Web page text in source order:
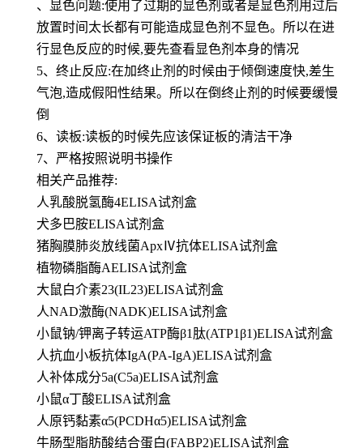
、显色问题:使用了过期的显色剂或者是显色剂用过后
放置时间太长都有可能造成显色剂不显色。所以在进
行显色反应的时候,要先查看显色剂本身的情况
5、终止反应:在加终止剂的时候由于倾倒速度快,差生
气泡,造成假阳性结果。所以在倒终止剂的时候要缓慢
倒
6、读板:读板的时候先应该保证板的清洁干净
7、严格按照说明书操作
相关产品推荐:
人乳酸脱氢酶4ELISA试剂盒
犬多巴胺ELISA试剂盒
猪胸膜肺炎放线菌ApxⅣ抗体ELISA试剂盒
植物磷脂酶AELISA试剂盒
大鼠白介素23(IL23)ELISA试剂盒
人NAD激酶(NADK)ELISA试剂盒
小鼠钠/钾离子转运ATP酶β1肽(ATP1β1)ELISA试剂盒
人抗血小板抗体IgA(PA-IgA)ELISA试剂盒
人补体成分5a(C5a)ELISA试剂盒
小鼠α丁酸ELISA试剂盒
人原钙黏素α5(PCDHα5)ELISA试剂盒
牛肠型脂肪酸结合蛋白(FABP2)ELISA试剂盒